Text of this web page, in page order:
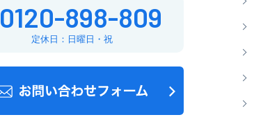
0120-898-809
定休日：日曜日・祝